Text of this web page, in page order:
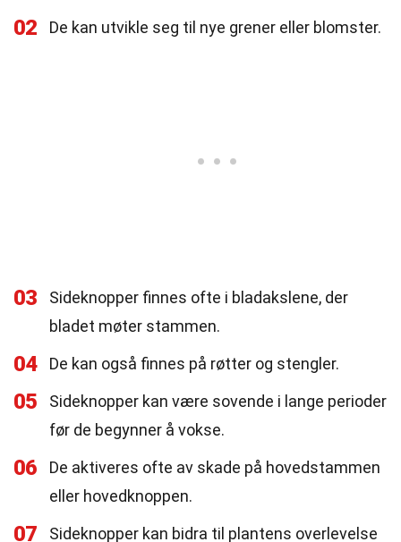
02 De kan utvikle seg til nye grener eller blomster.
03
Sideknopper finnes ofte i bladakslene, der
bladet møter stammen.
04 De kan også finnes på røtter og stengler.
05
Sideknopper kan være sovende i lange perioder
før de begynner å vokse.
06
De aktiveres ofte av skade på hovedstammen
eller hovedknoppen.
07
Sideknopper kan bidra til plantens overlevelse